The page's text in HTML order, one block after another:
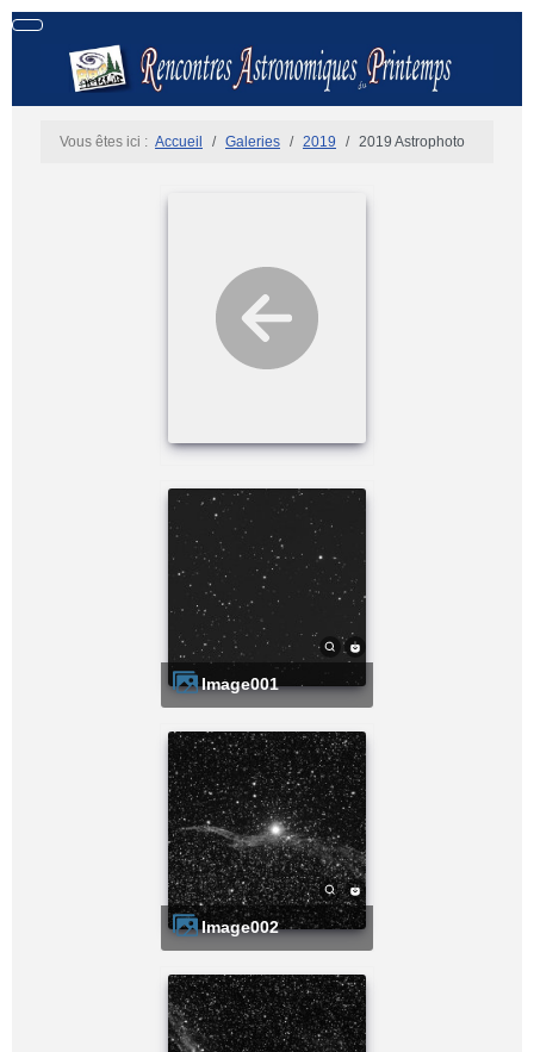
Vous êtes ici : Accueil Galeries 2019 2019 Astrophoto
image001
image002